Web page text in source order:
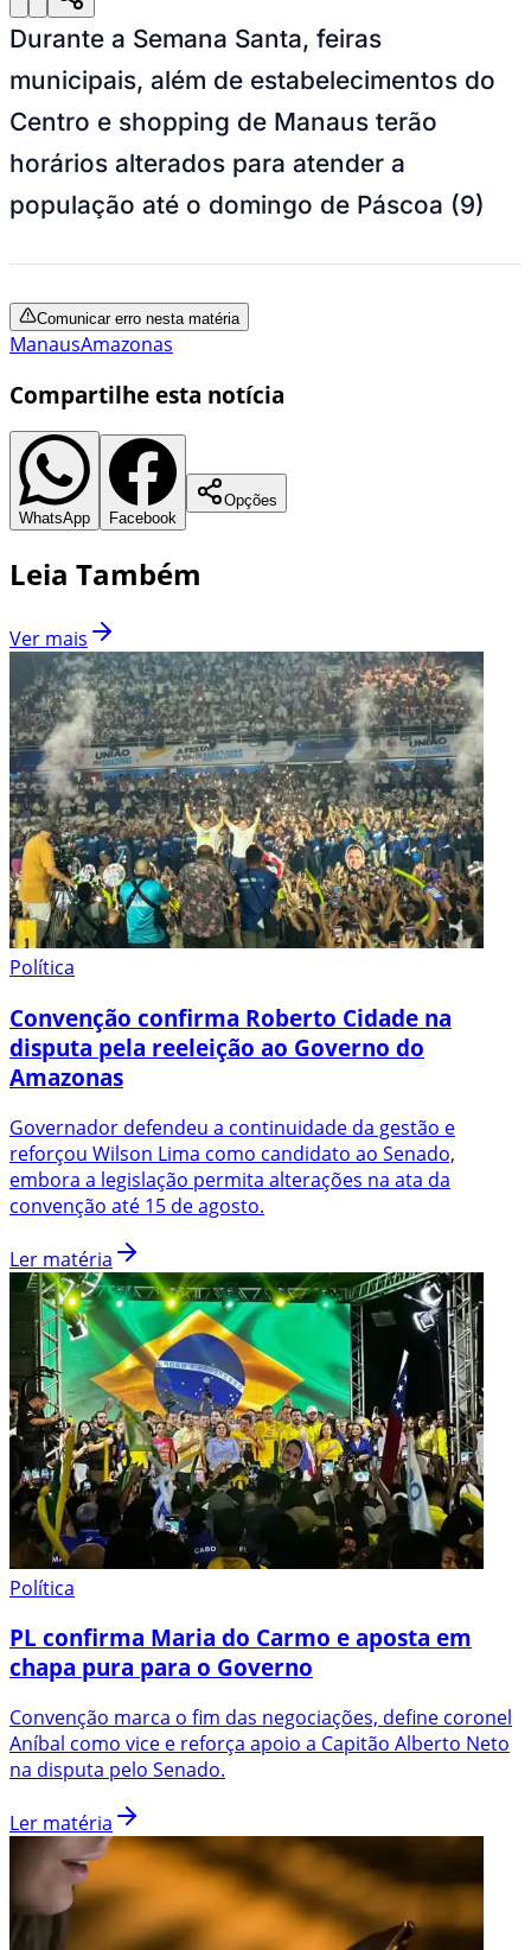
Durante a Semana Santa, feiras
municipais, além de estabelecimentos do
Centro e shopping de Manaus terão
horários alterados para atender a
população até o domingo de Páscoa (9)
Comunicar erro nesta matéria
ManausAmazonas
Compartilhe esta notícia
WhatsApp Facebook
Opções
Leia Também
Ver mais
Política
Convenção confirma Roberto Cidade na
disputa pela reeleição ao Governo do
Amazonas
Governador defendeu a continuidade da gestão e
reforçou Wilson Lima como candidato ao Senado,
embora a legislação permita alterações na ata da
convenção até 15 de agosto.
Ler matéria
Política
PL confirma Maria do Carmo e aposta em
chapa pura para o Governo
Convenção marca o fim das negociações, define coronel
Aníbal como vice e reforça apoio a Capitão Alberto Neto
na disputa pelo Senado.
Ler matéria